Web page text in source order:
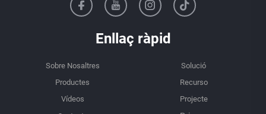
Enllaç ràpid
Sobre Nosaltres
Solució
Productes
Recurso
Vídeos
Projecte